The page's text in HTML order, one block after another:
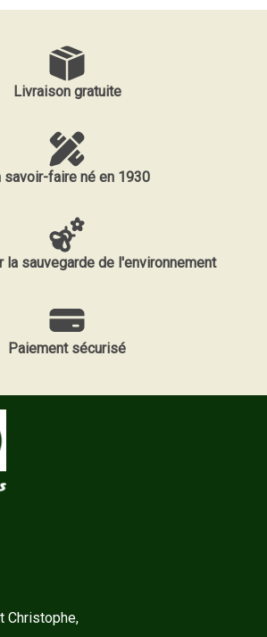
Livraison gratuite
savoir-faire né en 1930
la sauvegarde de l'environnement
Paiement sécurisé
Christophe,